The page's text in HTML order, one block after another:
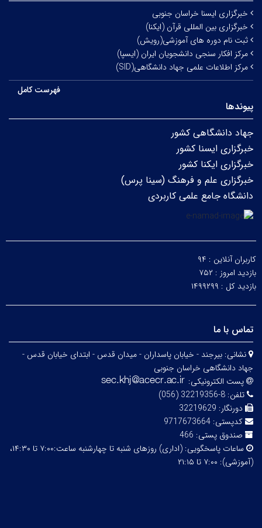
خبرگزاری ایسنا خراسان جنوبی
خبرگزاری بین المللی قرآن (ایکنا)
ثبت نام دوره های آموزشی(رویش)
مرکز افکار سنجی دانشجویان ایران (ایسپا)
مرکز اطلاعات علمی جهاد دانشگاهی(SID)
فهرست کامل
پیوندها
جهاد دانشگاهی کشور
خبرگزاری ایسنا کشور
خبرگزاری ایکنا کشور
خبرگزاری علم و فرهنگ (سینا پرس)
دانشگاه جامع علمی کاربردی
کاربران آنلاین : ۹۴
بازدید امروز : ۷۵۲
بازدید کل : ۱۴۹۹۲۹۹
تماس با ما
نشانی: بیرجند - خیابان پاسداران - میدان قدس - ابتدای خیابان قدس -
جهاد دانشگاهی خراسان جنوبی
پست الکترونیکی:
تلفن: 8-32219356 (056)
دورنگار: 32219629
کدپستی: 9717673664
صندوق پستی: 466
ساعات پاسخگویی:
(اداری) روزهای شنبه تا چهارشنبه ساعت:۷:۰۰ تا ۱۴:۳۰،
(آموزشی): ۷:۰۰ تا ۲۱:۱۵